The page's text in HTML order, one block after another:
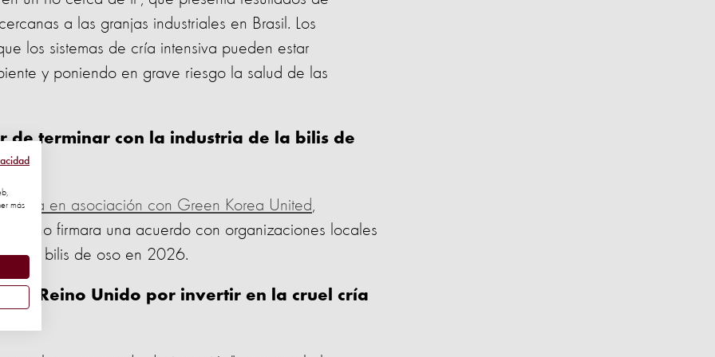
a las granjas industriales en Brasil. Los
los sistemas de cría intensiva pueden estar
y poniendo en grave riesgo la salud de las
de terminar con la industria de la bilis de
en asociación con Green Korea United,
firmara una acuerdo con organizaciones locales
de la bilis de oso en 2026.
del Reino Unido por invertir en la cruel cría
más